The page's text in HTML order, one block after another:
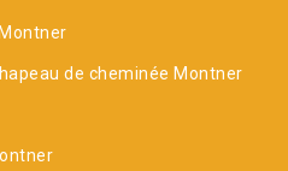
de cheminée Montner